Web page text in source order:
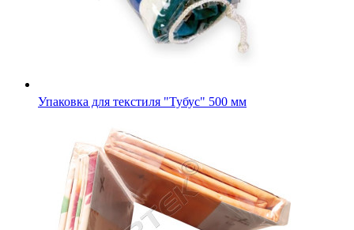
Упаковка для постельного белья Пакет-Книжка